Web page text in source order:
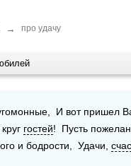
→ про удачу
И вот пришел
гостей
и бодрости,  Удачи,